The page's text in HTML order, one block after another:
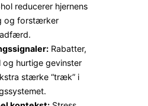
reducerer hjernens
og forstærker
Rabatter,
og hurtige gevinster
stærke “træk” i